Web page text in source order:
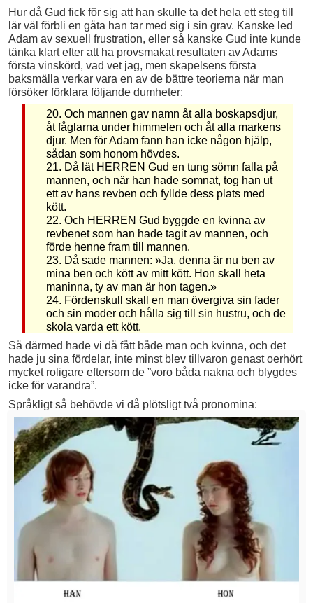
Hur då Gud fick för sig att han skulle ta det hela ett steg till
lär väl förbli en gåta han tar med sig i sin grav. Kanske led
Adam av sexuell frustration, eller så kanske Gud inte kunde
tänka klart efter att ha provsmakat resultaten av Adams
första vinskörd, vad vet jag, men skapelsens första
baksmälla verkar vara en av de bättre teorierna när man
försöker förklara följande dumheter:
20. Och mannen gav namn åt alla boskapsdjur,
åt fåglarna under himmelen och åt alla markens
djur. Men för Adam fann han icke någon hjälp,
sådan som honom hövdes.
21. Då lät HERREN Gud en tung sömn falla på
mannen, och när han hade somnat, tog han ut
ett av hans revben och fyllde dess plats med
kött.
22. Och HERREN Gud byggde en kvinna av
revbenet som han hade tagit av mannen, och
förde henne fram till mannen.
23. Då sade mannen: »Ja, denna är nu ben av
mina ben och kött av mitt kött. Hon skall heta
maninna, ty av man är hon tagen.»
24. Fördenskull skall en man övergiva sin fader
och sin moder och hålla sig till sin hustru, och de
skola varda ett kött.
Så därmed hade vi då fått både man och kvinna, och det
hade ju sina fördelar, inte minst blev tillvaron genast oerhört
mycket roligare eftersom de ”voro båda nakna och blygdes
icke för varandra”.
Språkligt så behövde vi då plötsligt två pronomina: